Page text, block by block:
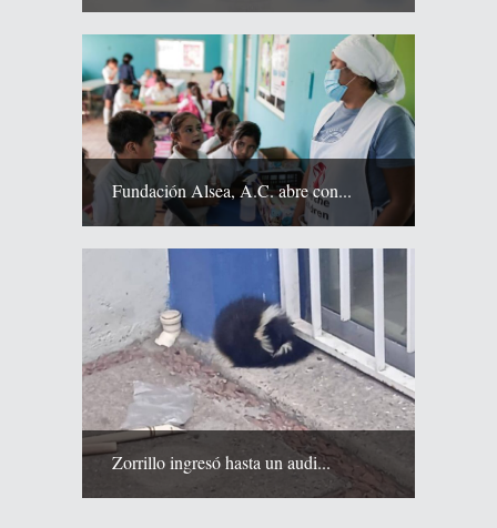
Fundación Alsea, A.C. abre con...
Zorrillo ingresó hasta un audi...